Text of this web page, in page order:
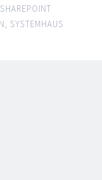
SHAREPOINT
, SYSTEMHAUS